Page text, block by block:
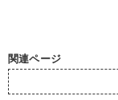
関連ページ